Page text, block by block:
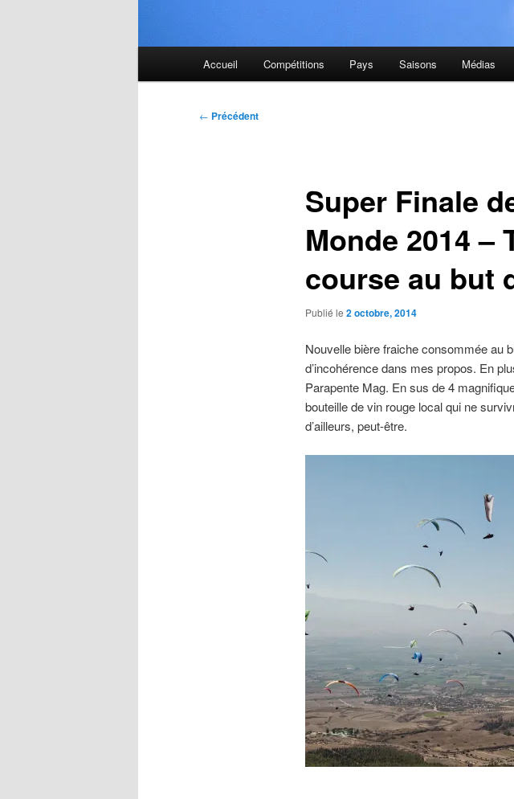
Accueil Compétitions Pays Saisons Médias
Navigation
← Précédent
Super Finale
Monde 2014 –
course au but
Publié le 2 octobre, 2014
Nouvelle bière fraiche consommée au
d’incohérence dans mes propos. En
Parapente Mag. En sus de 4
bouteille de vin rouge local qui ne
d’ailleurs, peut-être.